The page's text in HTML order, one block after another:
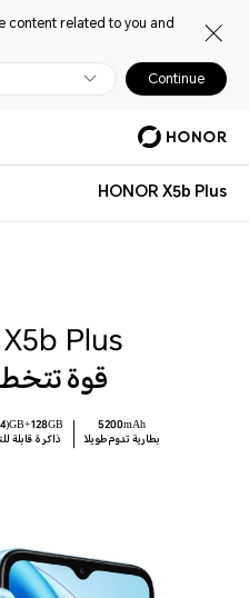
content related to you and
Continue
HONOR X5b Plus
قوة
ذاكرة قابلة
5200mAh
بطارية تدوم طويلا